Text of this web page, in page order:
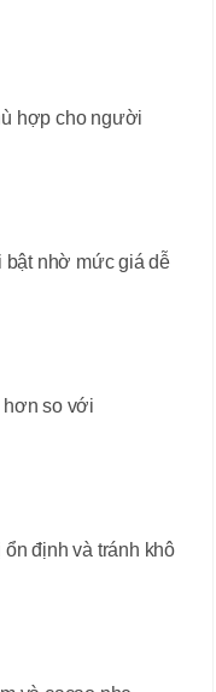
hợp cho người
bật nhờ mức giá dễ
hơn so với
định và tránh khô